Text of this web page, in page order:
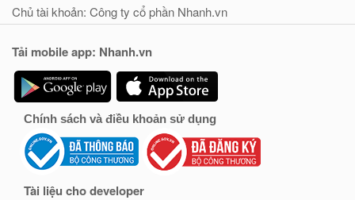
Chủ tài khoản: Công ty cổ phần Nhanh.vn
Tải mobile app: Nhanh.vn
Chính sách và điều khoản sử dụng
Tài liệu cho developer